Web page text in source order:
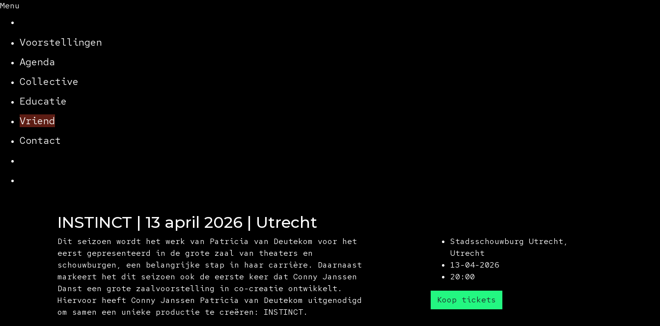
Menu
Voorstellingen
Agenda
Collective
Educatie
Vriend
Contact
INSTINCT | 13 april 2026 | Utrecht
Dit seizoen wordt het werk van Patricia van Deutekom voor het
eerst gepresenteerd in de grote zaal van theaters en
schouwburgen, een belangrijke stap in haar carrière. Daarnaast
markeert het dit seizoen ook de eerste keer dat Conny Janssen
Danst een grote zaalvoorstelling in co-creatie ontwikkelt.
Hiervoor heeft Conny Janssen Patricia van Deutekom uitgenodigd
om samen een unieke productie te creëren: INSTINCT.
Stadsschouwburg Utrecht,
Utrecht
13-04-2026
20:00
Koop tickets